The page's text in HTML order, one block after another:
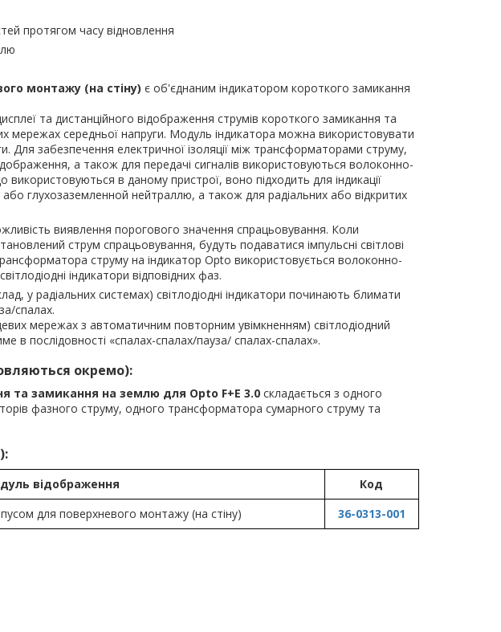
протягом часу відновлення
монтажу (на стіну) є об'єднаним індикатором короткого замикання
та дистанційного відображення струмів короткого замикання та
мережах середньої напруги. Модуль індикатора можна використовувати
Для забезпечення електричної ізоляції між трансформаторами струму,
а також для передачі сигналів використовуються волоконно-
в даному пристрої, воно підходить для індикації
глухозаземленной нейтраллю, а також для радіальних або відкритих
виявлення порогового значення спрацьовування. Коли
струм спрацьовування, будуть подаватися імпульсні світлові
струму на індикатор Opto використовується волоконно-
індикатори відповідних фаз.
у радіальних системах) світлодіодні індикатори починають блимати
спалах.
мережах з автоматичним повторним увімкненням) світлодіодний
в послідовності «спалах-спалах/пауза/ спалах-спалах».
окремо):
та замикання на землю для Opto F+E 3.0складається з одного
фазного струму, одного трансформатора сумарного струму та
відображення
Код
для поверхневого монтажу (на стіну)
36-0313-001